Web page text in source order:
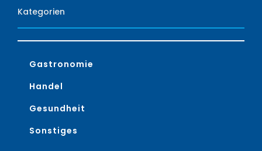
Kategorien
Gastronomie
Handel
Gesundheit
Sonstiges